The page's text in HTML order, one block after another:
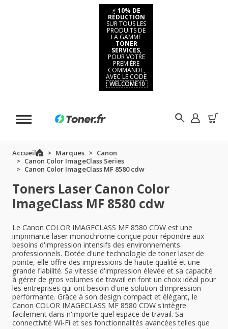
⚡ 10% DE
RÉDUCTION
SUR TOUS LES
PRODUITS DE
LA GAMME
TONER
SERVICES,
POUR VOTRE
PREMIÈRE
COMMANDE,
AVEC LE CODE
WELCOME10
Accueil Marques
Canon
Canon Color ImageClass Series
Canon Color ImageClass MF 8580 cdw
Toners Laser Canon Color
ImageClass MF 8580 cdw
Le Canon COLOR IMAGECLASS MF 8580 CDW est une
imprimante laser monochrome conçue pour répondre aux
besoins d'impression intensifs des environnements
professionnels. Dotée d'une technologie de toner laser de
pointe, elle offre des impressions de haute qualité et une
grande fiabilité. Sa vitesse d'impression élevée et sa capacité
à gérer de gros volumes de travail en font un choix idéal pour
les entreprises qui ont besoin d'une solution d'impression
performante. Grâce à son design compact et élégant, le
Canon COLOR IMAGECLASS MF 8580 CDW s'intègre
facilement dans n'importe quel espace de travail. Sa
connectivité Wi-Fi et ses fonctionnalités avancées telles que